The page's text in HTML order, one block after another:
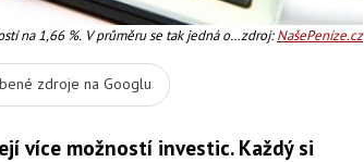
na 1,66 %. V průměru se tak jedná o zdroj:NašePeníze.cz
zdroje na Googlu
více možností investic. Každý si